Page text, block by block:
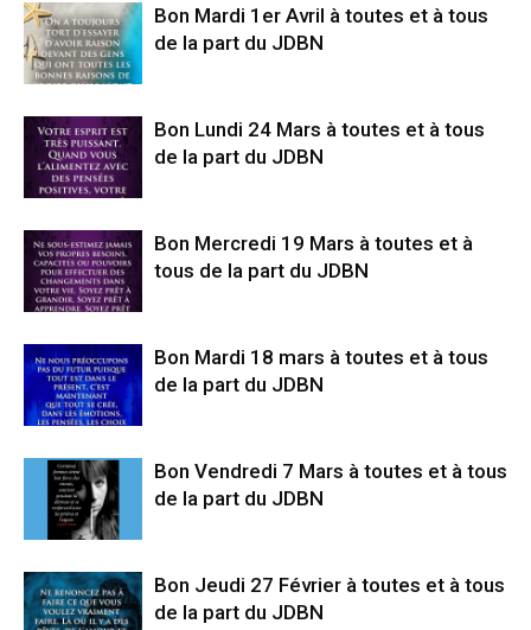
Bon Mardi 1er Avril à toutes et à tous
de la part du JDBN
Bon Lundi 24 Mars à toutes et à tous
de la part du JDBN
Bon Mercredi 19 Mars à toutes et à
tous de la part du JDBN
Bon Mardi 18 mars à toutes et à tous
de la part du JDBN
Bon Vendredi 7 Mars à toutes et à tous
de la part du JDBN
Bon Jeudi 27 Février à toutes et à tous
de la part du JDBN